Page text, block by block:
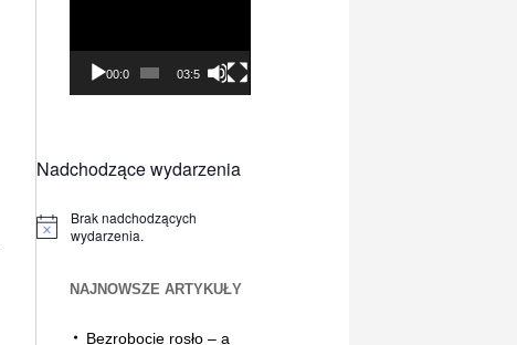
00:00 03:56
Nadchodzące wydarzenia
Powiadomienie
Brak nadchodzących
wydarzenia.
NAJNOWSZE ARTYKUŁY
Bezrobocie rosło – a